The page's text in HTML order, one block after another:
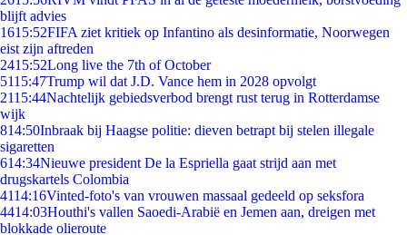
blijft advies
1615:52FIFA ziet kritiek op Infantino als desinformatie, Noorwegen
eist zijn aftreden
2415:52Long live the 7th of October
5115:47Trump wil dat J.D. Vance hem in 2028 opvolgt
2115:44Nachtelijk gebiedsverbod brengt rust terug in Rotterdamse
wijk
814:50Inbraak bij Haagse politie: dieven betrapt bij stelen illegale
sigaretten
614:34Nieuwe president De la Espriella gaat strijd aan met
drugskartels Colombia
4114:16Vinted-foto's van vrouwen massaal gedeeld op seksfora
4414:03Houthi's vallen Saoedi-Arabië en Jemen aan, dreigen met
blokkade olieroute